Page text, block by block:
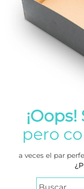
pero
a veces el par